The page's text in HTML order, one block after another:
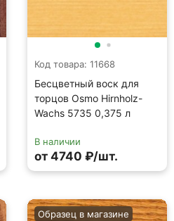
Код товара: 11668
Бесцветный воск для
торцов Osmo Hirnholz-
Wachs 5735 0,375 л
В наличии
от 4740 ₽/шт.
Образец в магазине